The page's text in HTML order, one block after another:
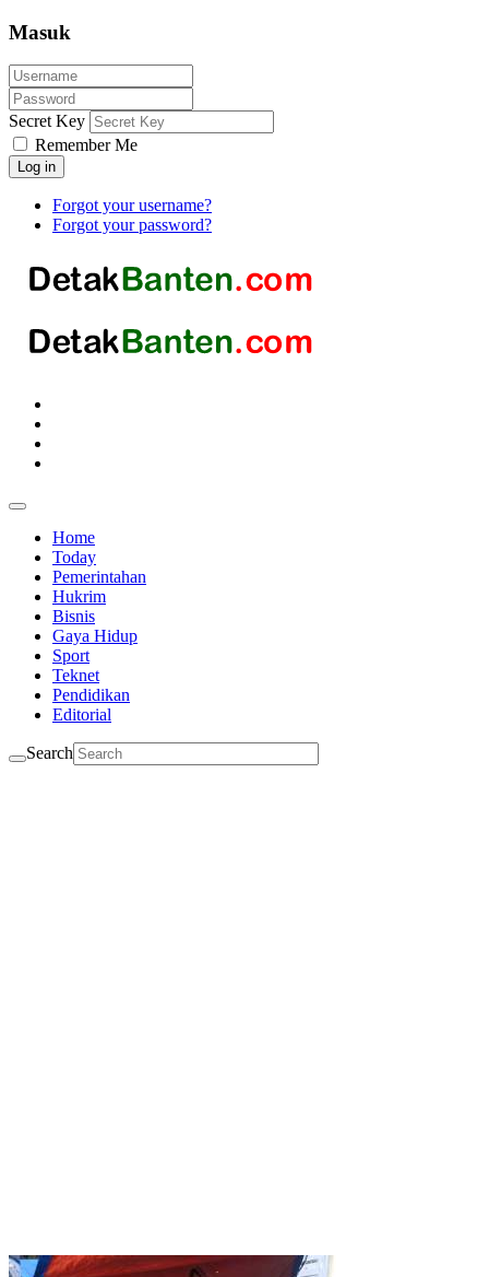
Masuk
Secret Key
Remember Me
Log in
Forgot your username?
Forgot your password?
Home
Today
Pemerintahan
Hukrim
Bisnis
Gaya Hidup
Sport
Teknet
Pendidikan
Editorial
Search